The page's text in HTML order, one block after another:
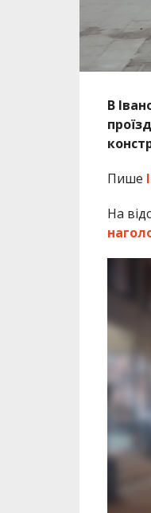
В
Пише
На